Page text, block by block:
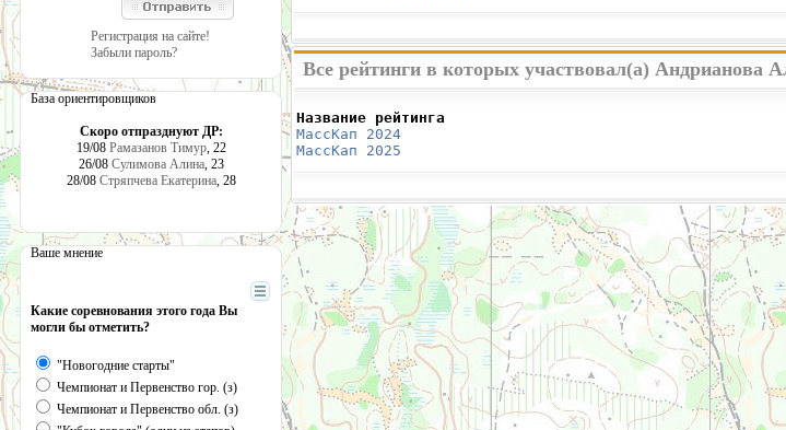
Регистрация на сайте!
Забыли пароль?
База ориентировщиков
Скоро отпразднуют ДР:
19/08 Рамазанов Тимур, 22
26/08 Сулимова Алина, 23
28/08 Стряпчева Екатерина, 28
Ваше мнение
Какие соревнования этого года Вы
могли бы отметить?
"Новогодние старты"
Чемпионат и Первенство гор. (з)
Чемпионат и Первенство обл. (з)
Все рейтинги в которых участвовал(а) Андрианова
Название рейтинга
МассКап 2024
МассКап 2025